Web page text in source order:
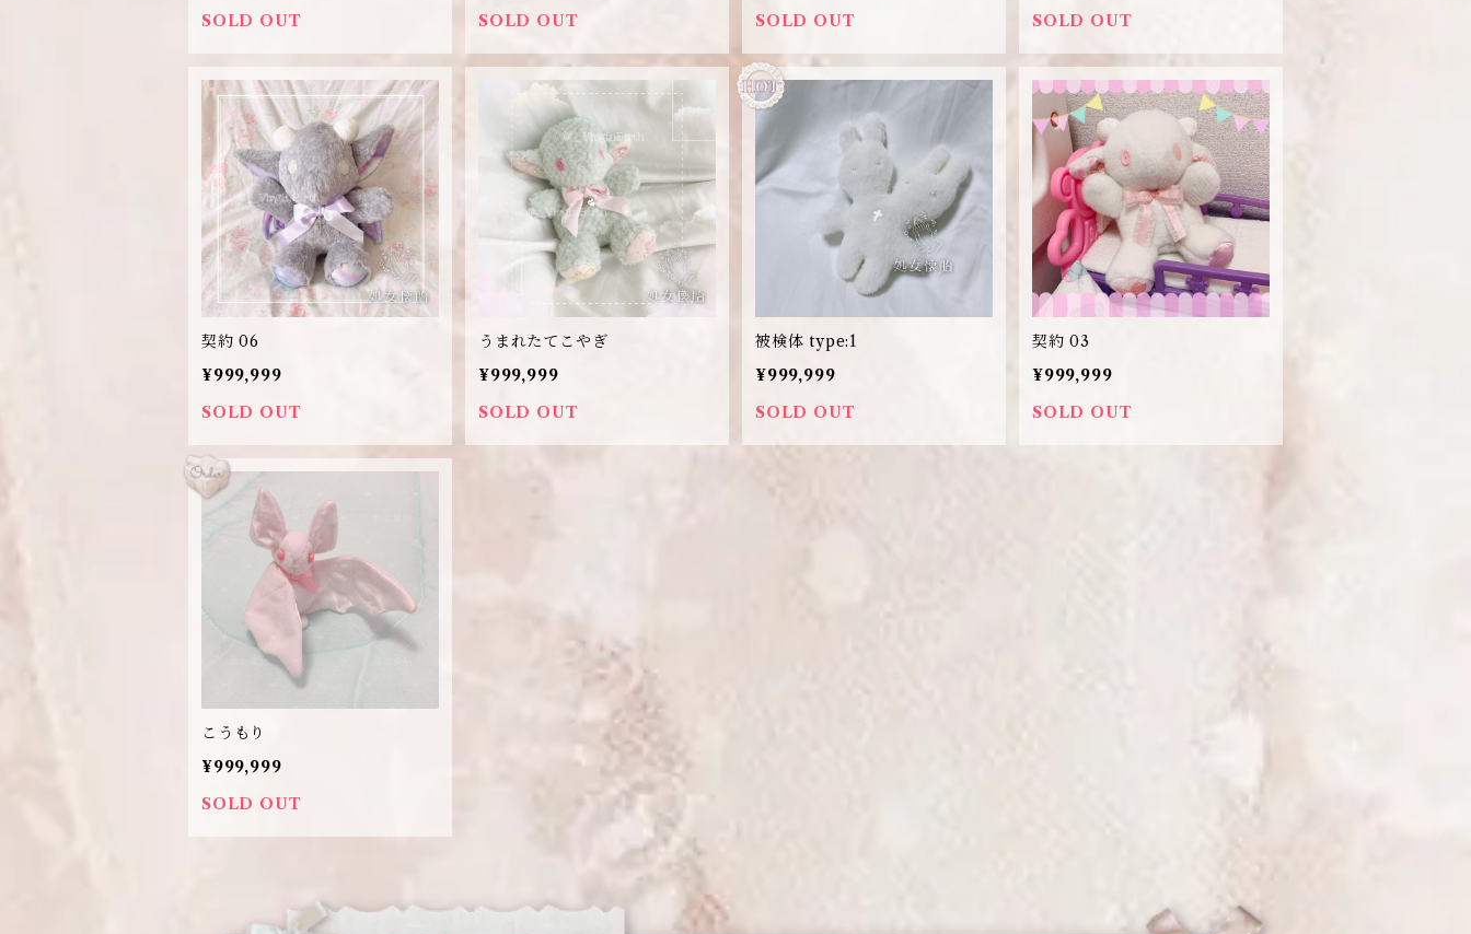
SOLD OUT
SOLD OUT
SOLD OUT
SOLD OUT
契約 06
¥999,999
SOLD OUT
うまれたてこやぎ
¥999,999
SOLD OUT
被検体 type:1
¥999,999
SOLD OUT
契約 03
¥999,999
SOLD OUT
こうもり
¥999,999
SOLD OUT